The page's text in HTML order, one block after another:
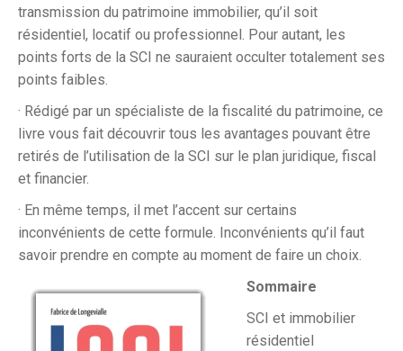
transmission du patrimoine immobilier, qu’il soit
résidentiel, locatif ou professionnel. Pour autant, les
points forts de la SCI ne sauraient occulter totalement ses
points faibles.
· Rédigé par un spécialiste de la fiscalité du patrimoine, ce
livre vous fait découvrir tous les avantages pouvant être
retirés de l’utilisation de la SCI sur le plan juridique, fiscal
et financier.
· En même temps, il met l’accent sur certains
inconvénients de cette formule. Inconvénients qu’il faut
savoir prendre en compte au moment de faire un choix.
Sommaire
SCI et immobilier
résidentiel